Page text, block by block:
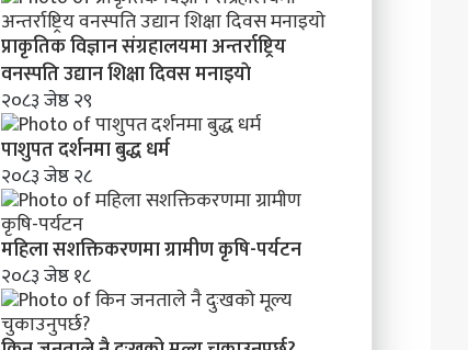
प्राकृतिक विज्ञान संग्रहालयमा अन्तर्राष्ट्रिय
वनस्पति उद्यान शिक्षा दिवस मनाइयाे
२०८३ जेष्ठ २९
पाशुपत दर्शनमा बुद्ध धर्म​
२०८३ जेष्ठ २८
महिला सशक्तिकरणमा ग्रामीण कृषि-पर्यटन
२०८३ जेष्ठ १८